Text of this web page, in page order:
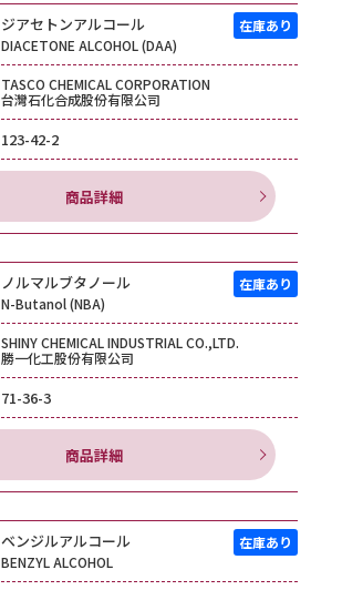
ジアセトンアルコール
DIACETONE ALCOHOL (DAA)
TASCO CHEMICAL CORPORATION
台灣石化合成股份有限公司
123-42-2
商品詳細
ノルマルブタノール
N-Butanol (NBA)
SHINY CHEMICAL INDUSTRIAL CO.,LTD.
勝一化工股份有限公司
71-36-3
商品詳細
ベンジルアルコール
BENZYL ALCOHOL